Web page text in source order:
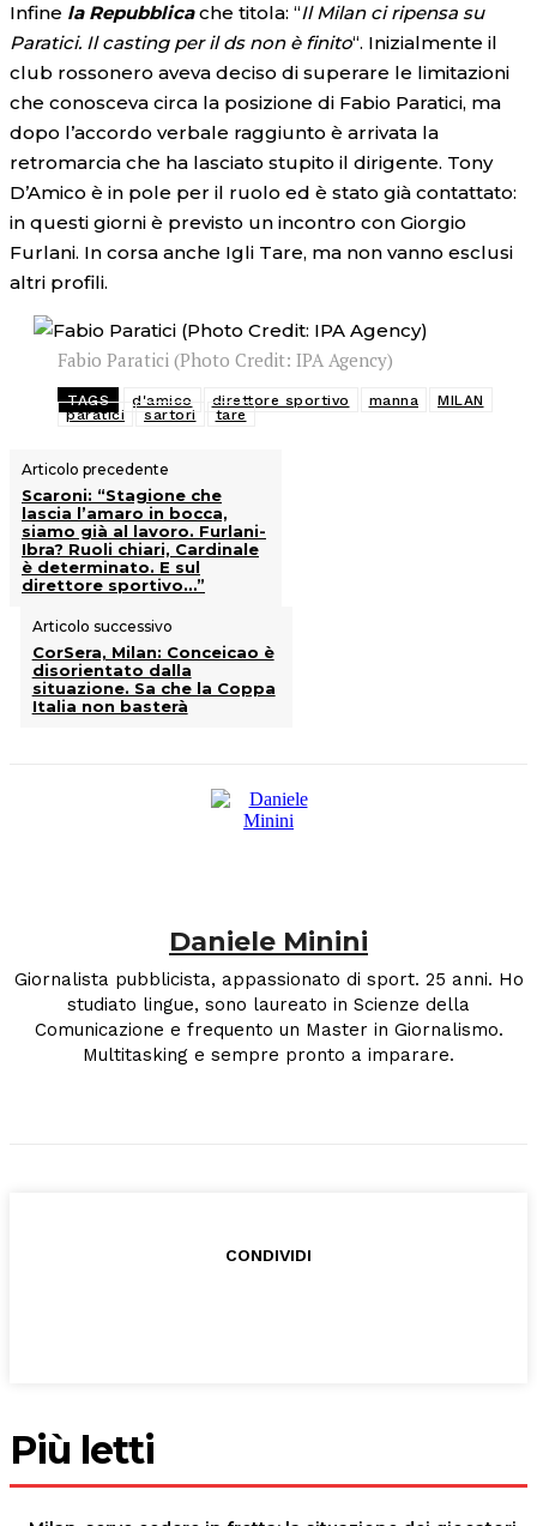
Infine la Repubblicache titola: “Il Milan ci ripensa su
Paratici. Il casting per il ds non è finito“. Inizialmente il
club rossonero aveva deciso di superare le limitazioni
che conosceva circa la posizione di Fabio Paratici, ma
dopo l’accordo verbale raggiunto è arrivata la
retromarcia che ha lasciato stupito il dirigente. Tony
D’Amico è in pole per il ruolo ed è stato già contattato:
in questi giorni è previsto un incontro con Giorgio
Furlani. In corsa anche Igli Tare, ma non vanno esclusi
altri profili.
Fabio Paratici (Photo Credit: IPA Agency)
TAGS d'amico direttore sportivo manna
MILAN
paratici
sartori tare
Articolo precedente
Scaroni: “Stagione che
lascia l’amaro in bocca,
siamo già al lavoro. Furlani-
Ibra? Ruoli chiari, Cardinale
è determinato. E sul
direttore sportivo…”
Articolo successivo
CorSera, Milan: Conceicao è
disorientato dalla
situazione. Sa che la Coppa
Italia non basterà
Daniele Minini
Giornalista pubblicista, appassionato di sport. 25 anni. Ho
studiato lingue, sono laureato in Scienze della
Comunicazione e frequento un Master in Giornalismo.
Multitasking e sempre pronto a imparare.
CONDIVIDI
Più letti